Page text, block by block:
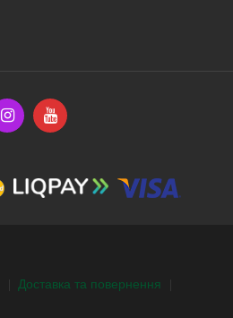
Доставка та повернення